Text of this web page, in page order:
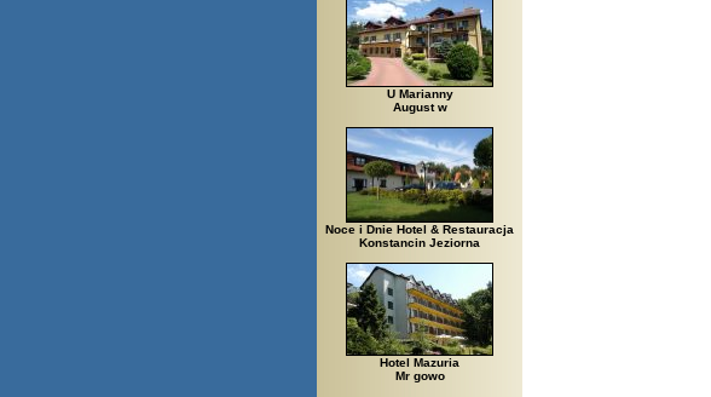
U Marianny
August w
Noce i Dnie Hotel & Restauracja
Konstancin Jeziorna
Hotel Mazuria
Mr gowo